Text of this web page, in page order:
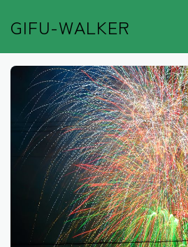
GIFU-WALKER
MENU
Author’s Voice
Café&Rest.
Event
Go out